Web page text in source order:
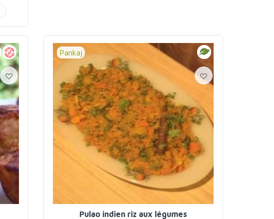
Pankaj
Pulao indien riz aux légumes